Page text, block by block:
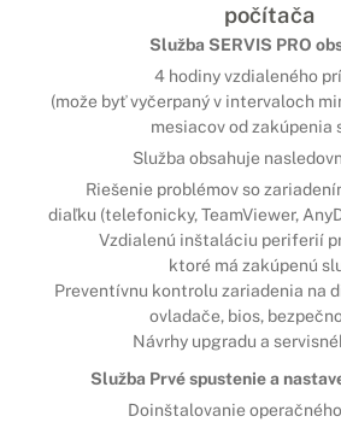
počítača
Služba SERVIS PRO
4 hodiny vzdialeného
(može byť vyčerpaný v intervaloch
mesiacov od zakúpenia
Služba obsahuje
Riešenie problémov so
diaľku (telefonicky, TeamViewer,
Vzdialenú inštaláciu periferií
ktoré má zakúpenú
Preventívnu kontrolu zariadenia na
ovladače, bios,
Návrhy upgradu a
Služba Prvé spustenie a
Doinštalovanie